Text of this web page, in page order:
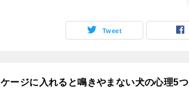
Tweet
ケージに入れると鳴きやまない犬の心理5つ